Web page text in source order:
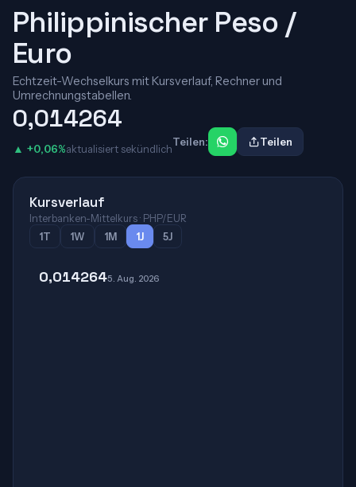
Philippinischer Peso /
Euro
Echtzeit-Wechselkurs mit Kursverlauf, Rechner und
Umrechnungstabellen.
0,014264
▲ +0,06%aktualisiert sekündlich
Teilen: Teilen
Kursverlauf
Interbanken-Mittelkurs · PHP/EUR
1T
1W 1M 1J 5J
0,0142645. Aug. 2026